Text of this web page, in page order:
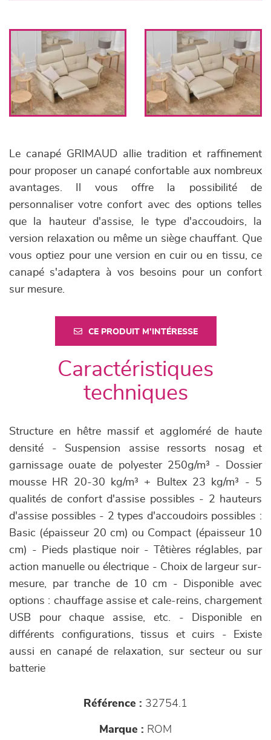
Le canapé GRIMAUD allie tradition et raffinement
pour proposer un canapé confortable aux nombreux
avantages. Il vous offre la possibilité de
personnaliser votre confort avec des options telles
que la hauteur d'assise, le type d'accoudoirs, la
version relaxation ou même un siège chauffant. Que
vous optiez pour une version en cuir ou en tissu, ce
canapé s'adaptera à vos besoins pour un confort
sur mesure.
CE PRODUIT M'INTÉRESSE
Caractéristiques
techniques
Structure en hêtre massif et aggloméré de haute
densité - Suspension assise ressorts nosag et
garnissage ouate de polyester 250g/m³ - Dossier
mousse HR 20-30 kg/m³ + Bultex 23 kg/m³ - 5
qualités de confort d'assise possibles - 2 hauteurs
d'assise possibles - 2 types d'accoudoirs possibles :
Basic (épaisseur 20 cm) ou Compact (épaisseur 10
cm) - Pieds plastique noir - Têtières réglables, par
action manuelle ou électrique - Choix de largeur sur-
mesure, par tranche de 10 cm - Disponible avec
options : chauffage assise et cale-reins, chargement
USB pour chaque assise, etc. - Disponible en
différents configurations, tissus et cuirs - Existe
aussi en canapé de relaxation, sur secteur ou sur
batterie
Référence : 32754.1
Marque : ROM